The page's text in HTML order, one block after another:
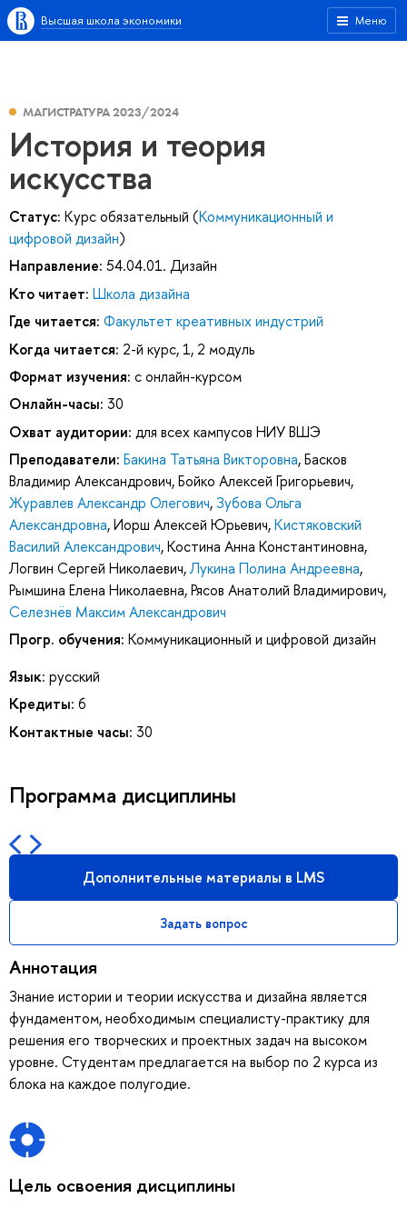
Меню
Высшая школа экономики
МАГИСТРАТУРА 2023/2024
История и теория
искусства
Статус: Курс обязательный (Коммуникационный и
цифровой дизайн)
Направление: 54.04.01. Дизайн
Кто читает: Школа дизайна
Где читается: Факультет креативных индустрий
Когда читается: 2-й курс, 1, 2 модуль
Формат изучения: с онлайн-курсом
Онлайн-часы: 30
Охват аудитории: для всех кампусов НИУ ВШЭ
Преподаватели: Бакина Татьяна Викторовна,Басков
Владимир Александрович,Бойко Алексей Григорьевич,
Журавлев Александр Олегович, Зубова Ольга
Александровна,Иорш Алексей Юрьевич,Кистяковский
Василий Александрович,Костина Анна Константиновна,
Логвин Сергей Николаевич,Лукина Полина Андреевна,
Рымшина Елена Николаевна,Рясов Анатолий Владимирович,
Селезнёв Максим Александрович
Прогр. обучения: Коммуникационный и цифровой дизайн
Язык: русский
Кредиты: 6
Контактные часы: 30
Программа дисциплины
Дополнительные материалы в LMS
Задать вопрос
Аннотация
Знание истории и теории искусства и дизайна является
фундаментом, необходимым специалисту-практику для
решения его творческих и проектных задач на высоком
уровне. Студентам предлагается на выбор по 2 курса из
блока на каждое полугодие.
Цель освоения дисциплины